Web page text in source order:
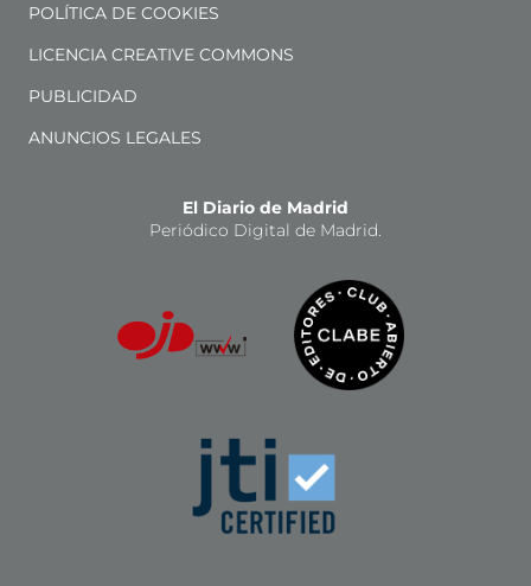
POLÍTICA DE COOKIES
LICENCIA CREATIVE COMMONS
PUBLICIDAD
ANUNCIOS LEGALES
El Diario de Madrid
Periódico Digital de Madrid.